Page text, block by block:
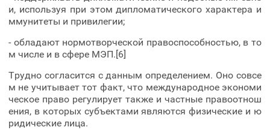
и, используя при этом дипломатического характера и
ммунитеты и привилегии;
- обладают нормотворческой правоспособностью, в то
м числе и в сфере МЭП.[6]
Трудно согласится с данным определением. Оно совсе
м не учитывает тот факт, что международное экономи
ческое право регулирует также и частные правоотнош
ения, в которых субъектами являются физические и ю
ридические лица.